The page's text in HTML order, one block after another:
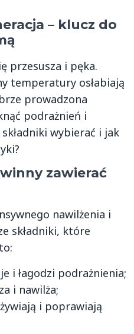
– klucz do
przesusza i pęka.
temperatury osłabiają
prowadzona
podrażnień i
wybierać i jak
zawierać
nawilżenia i
składniki, które
i łagodzi podrażnienia;
i nawilża;
i poprawiają